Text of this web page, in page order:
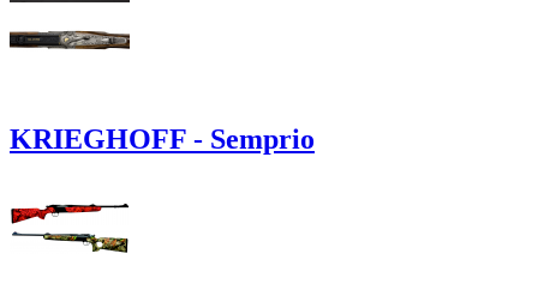
KRIEGHOFF - Semprio